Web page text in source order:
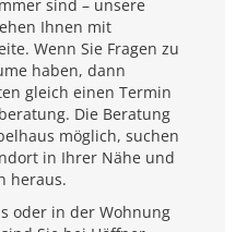
sind – unsere
Ihnen mit
Wenn Sie Fragen zu
haben, dann
gleich einen Termin
Die Beratung
möglich, suchen
in Ihrer Nähe und
heraus.
oder in der Wohnung